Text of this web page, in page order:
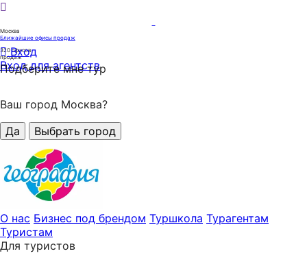
Москва
Ближайшие офисы продаж
320офисов
продаж
Вход
Вход для агентств
Подберите мне тур
Ваш город Москва?
Да
Выбрать город
О нас Бизнес под брендом Туршкола Турагентам
Туристам
Для туристов